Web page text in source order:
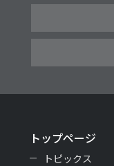
トップページ
トピックス